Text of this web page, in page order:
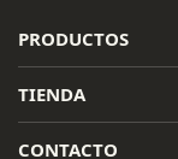
PRODUCTOS
TIENDA
CONTACTO